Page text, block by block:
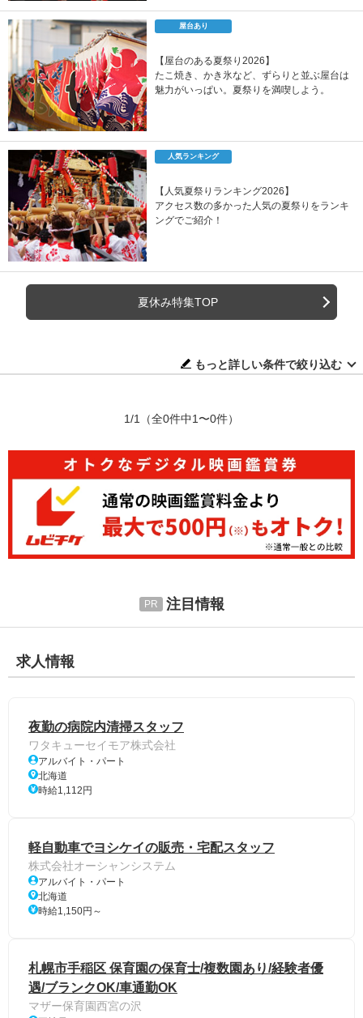
屋台あり
【屋台のある夏祭り2026】
たこ焼き、かき氷など、ずらりと並ぶ屋台は
魅力がいっぱい。夏祭りを満喫しよう。
人気ランキング
【人気夏祭りランキング2026】
アクセス数の多かった人気の夏祭りをランキ
ングでご紹介！
夏休み特集TOP
もっと詳しい条件で絞り込む
1/1 （全0件中1〜0件）
注目情報
求人情報
夜勤の病院内清掃スタッフ
ワタキューセイモア株式会社
アルバイト・パート
北海道
時給1,112円
軽自動車でヨシケイの販売・宅配スタッフ
株式会社オーシャンシステム
アルバイト・パート
北海道
時給1,150円～
札幌市手稲区 保育園の保育士/複数園あり/経験者優
遇/ブランクOK/車通勤OK
マザー保育園西宮の沢